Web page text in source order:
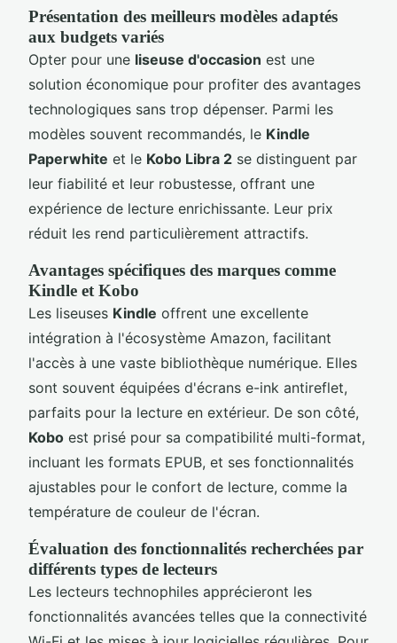
Présentation des meilleurs modèles adaptés
aux budgets variés
Opter pour une liseuse d'occasion est une
solution économique pour profiter des avantages
technologiques sans trop dépenser. Parmi les
modèles souvent recommandés, le Kindle
Paperwhite et le Kobo Libra 2 se distinguent par
leur fiabilité et leur robustesse, offrant une
expérience de lecture enrichissante. Leur prix
réduit les rend particulièrement attractifs.
Avantages spécifiques des marques comme
Kindle et Kobo
Les liseuses Kindle offrent une excellente
intégration à l'écosystème Amazon, facilitant
l'accès à une vaste bibliothèque numérique. Elles
sont souvent équipées d'écrans e-ink antireflet,
parfaits pour la lecture en extérieur. De son côté,
Kobo est prisé pour sa compatibilité multi-format,
incluant les formats EPUB, et ses fonctionnalités
ajustables pour le confort de lecture, comme la
température de couleur de l'écran.
Évaluation des fonctionnalités recherchées par
différents types de lecteurs
Les lecteurs technophiles apprécieront les
fonctionnalités avancées telles que la connectivité